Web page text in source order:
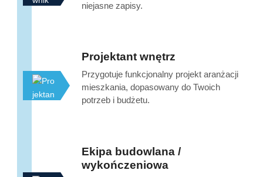
niejasne zapisy.
Projektant wnętrz
Przygotuje funkcjonalny projekt aranżacji
mieszkania, dopasowany do Twoich
potrzeb i budżetu.
Ekipa budowlana /
wykończeniowa